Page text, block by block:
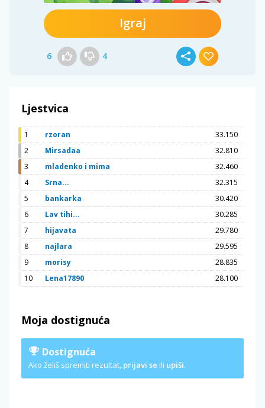
Igraj
6 4
Ljestvica
1 rzoran
33.150
2
Mirsadaa
32.810
3
mladenko i mima
32.460
4
Srna...
32.315
5
bankarka
30.420
6
Lav tihi...
30.285
7
hijavata
29.780
8
najlara
29.595
9
morisy
28.835
10
Lena17890 28.100
Moja dostignuća
Dostignuća
Ako želiš spremiti rezultat, prijavi se ili upiši.